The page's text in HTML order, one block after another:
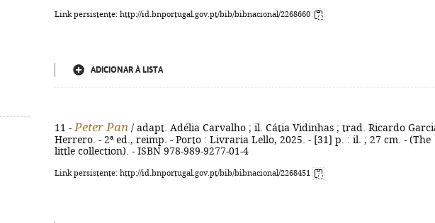
Link persistente: http://id.bnportugal.gov.pt/bib/bibnacional/2268660
ADICIONAR À LISTA
11 - Peter Pan / adapt. Adélia Carvalho ; il. Cátia Vidinhas ; trad. Ricardo
Herrero. - 2ª ed., reimp. - Porto : Livraria Lello, 2025. - [31] p. : il. ; 27 cm. - (The
little collection). - ISBN 978-989-9277-01-4
Link persistente: http://id.bnportugal.gov.pt/bib/bibnacional/2268451